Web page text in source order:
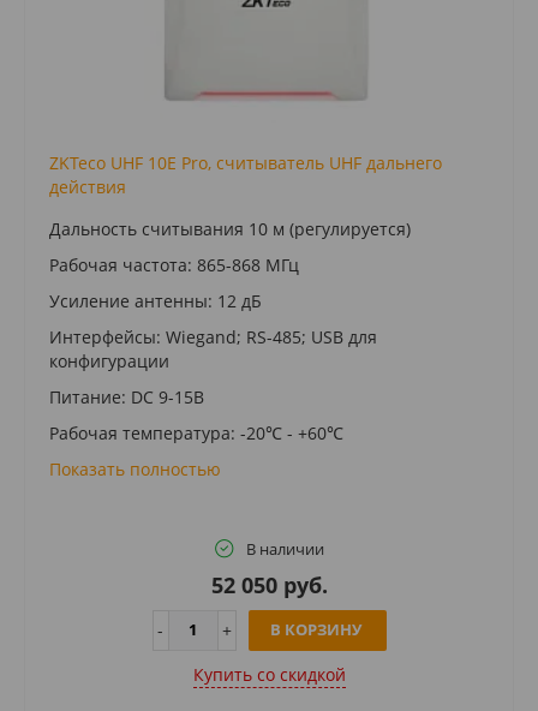
ZKTeco UHF 10E Pro, считыватель UHF дальнего
действия
Дальность считывания 10 м (регулируется)
Рабочая частота: 865-868 МГц
Усиление антенны: 12 дБ
Интерфейсы: Wiegand; RS-485; USB для
конфигурации
Питание: DC 9-15В
Рабочая температура: -20℃ - +60℃
Показать полностью
В наличии
52 050 руб.
В КОРЗИНУ
Купить cо скидкой